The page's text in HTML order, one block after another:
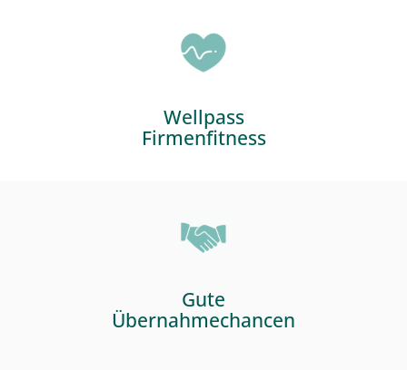
Wellpass
Firmenfitness
Gute
Übernahmechancen